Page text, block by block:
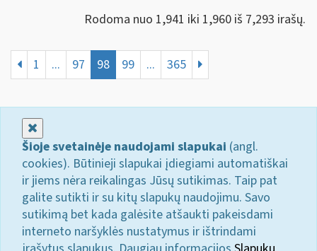
Rodoma nuo 1,941 iki 1,960 iš 7,293 irašų.
1 ... 97 98 99 ... 365
Šioje svetainėje naudojami slapukai (angl.
cookies). Būtinieji slapukai įdiegiami automatiškai
ir jiems nėra reikalingas Jūsų sutikimas. Taip pat
galite sutikti ir su kitų slapukų naudojimu. Savo
sutikimą bet kada galėsite atšaukti pakeisdami
interneto naršyklės nustatymus ir ištrindami